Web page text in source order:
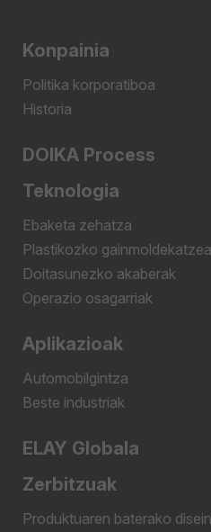
Konpainia
Politika korporatiboa
Historia
DOIKA Process
Teknologia
Ebaketa zehatza
Plastikozko gainmoldekatzea
Doitasunezko akaberak
Operazio osagarriak
Aplikazioak
Automobilgintza
Beste industriak
ELAY Globala
Zerbitzuak
Produktuaren baterako